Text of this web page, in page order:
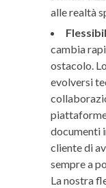
alle realtà
cambia
ostacolo.
evolversi
documenti
cliente di
sempre a
La nostra